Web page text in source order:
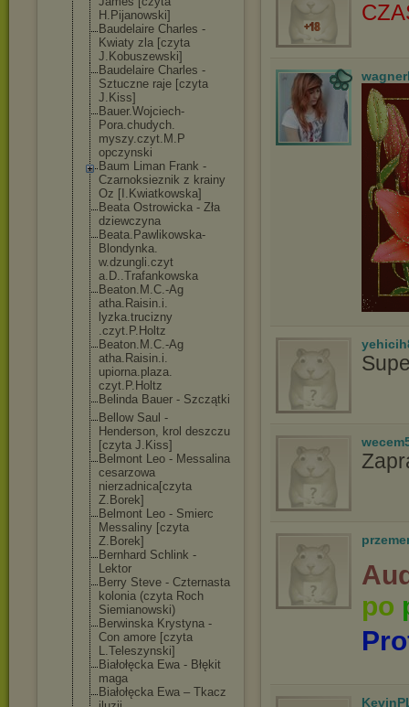
H.Pijanowski]
Baudelaire Charles -
Kwiaty zla [czyta
J.Kobuszewski]
Baudelaire Charles -
Sztuczne raje [czyta
J.Kiss]
Bauer.Wojciech-
Pora.chudych.
myszy.czyt.M.P
opczynski
Baum Liman Frank -
Czarnoksieznik z krainy
Oz [I.Kwiatkowska]
Beata Ostrowicka - Zła
dziewczyna
Beata.Pawlikowska-
Blondynka.
w.dzungli.czyt
a.D..Trafankowska
Beaton.M.C.-Ag
atha.Raisin.i.
lyzka.trucizny
.czyt.P.Holtz
Beaton.M.C.-Ag
atha.Raisin.i.
upiorna.plaza.
czyt.P.Holtz
Belinda Bauer - Szczątki
Bellow Saul -
Henderson, krol deszczu
[czyta J.Kiss]
Belmont Leo - Messalina
cesarzowa
nierzadnica[czyta
Z.Borek]
Belmont Leo - Smierc
Messaliny [czyta
Z.Borek]
Bernhard Schlink -
Lektor
Berry Steve - Czternasta
kolonia (czyta Roch
Siemianowski)
Berwinska Krystyna -
Con amore [czyta
L.Teleszynski]
Białołęcka Ewa - Błękit
maga
Białołęcka Ewa – Tkacz
po